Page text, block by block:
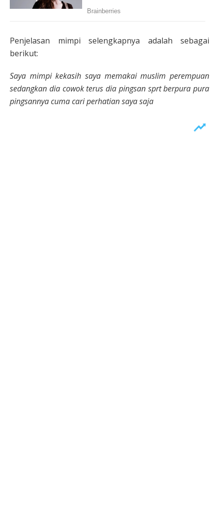
Penjelasan mimpi selengkapnya adalah sebagai
berikut:
Saya mimpi kekasih saya memakai muslim perempuan
sedangkan dia cowok terus dia pingsan sprt berpura pura
pingsannya cuma cari perhatian saya saja